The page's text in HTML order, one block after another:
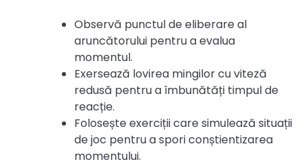
Observă punctul de eliberare al
aruncătorului pentru a evalua
momentul.
Exersează lovirea mingilor cu viteză
redusă pentru a îmbunătăți timpul de
reacție.
Folosește exerciții care simulează situații
de joc pentru a spori conștientizarea
momentului.